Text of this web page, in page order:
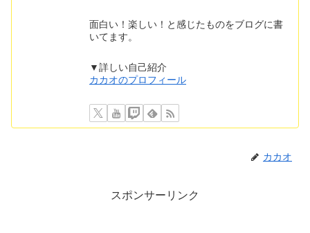
面白い！楽しい！と感じたものをブログに書
いてます。
▼詳しい自己紹介
カカオのプロフィール
カカオ
スポンサーリンク